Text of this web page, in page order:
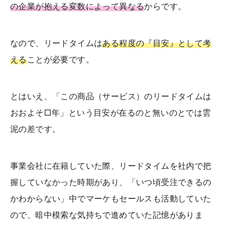
の企業が抱える変数によって異なるからです。
なので、リードタイムはある程度の『目安』として考
えることが必要です。
とはいえ、「この商品（サービス）のリードタイムは
おおよそ□年」という目安が在るのと無いのとでは雲
泥の差です。
事業会社に在籍していた際、リードタイムを社内で把
握していなかった時期があり、「いつ頃受注できるの
かわからない」中でマーケもセールスも活動していた
ので、暗中模索な気持ちで進めていた記憶がありま